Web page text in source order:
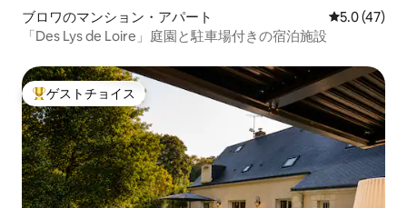
ブロワのマンション・アパート レビュー47
5.0 (47)
「Des Lys de Loire」庭園と駐車場付きの宿泊施設
大好評のゲストチョイスです。
ゲストチョイス